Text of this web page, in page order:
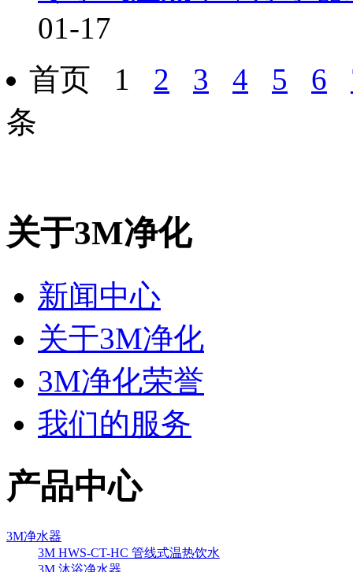
01-17
首页 1 2 3 4 5 6
条
关于3M净化
新闻中心
关于3M净化
3M净化荣誉
我们的服务
产品中心
3M净水器
3M HWS-CT-HC 管线式温热饮水
3M 沐浴净水器